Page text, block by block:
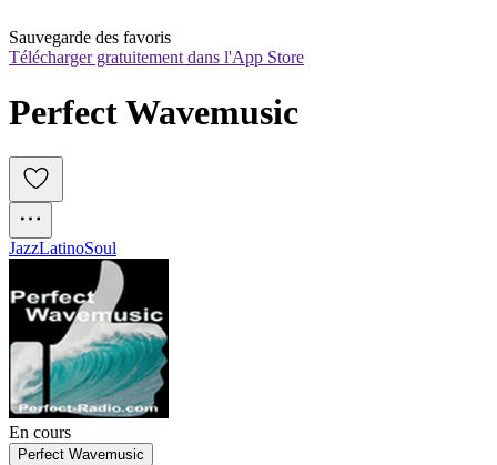
Sauvegarde des favoris
Télécharger gratuitement dans l'App Store
Perfect Wavemusic
JazzLatinoSoul
En cours
Perfect Wavemusic